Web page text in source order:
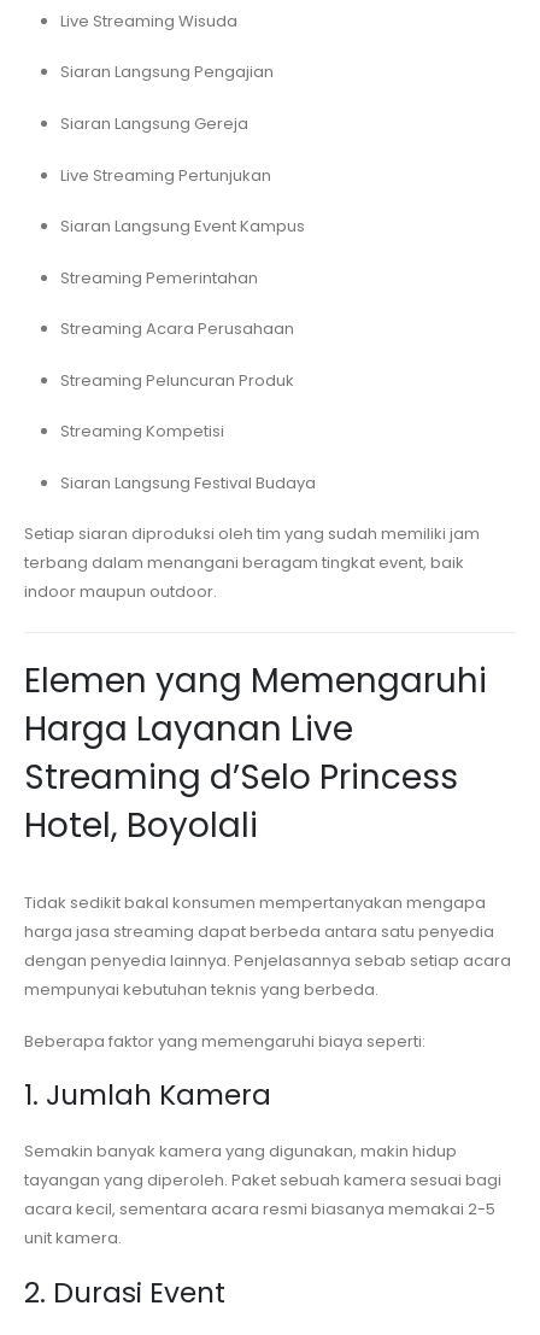
Live Streaming Wisuda
Siaran Langsung Pengajian
Siaran Langsung Gereja
Live Streaming Pertunjukan
Siaran Langsung Event Kampus
Streaming Pemerintahan
Streaming Acara Perusahaan
Streaming Peluncuran Produk
Streaming Kompetisi
Siaran Langsung Festival Budaya
Setiap siaran diproduksi oleh tim yang sudah memiliki jam
terbang dalam menangani beragam tingkat event, baik
indoor maupun outdoor.
Elemen yang Memengaruhi
Harga Layanan Live
Streaming d’Selo Princess
Hotel, Boyolali
Tidak sedikit bakal konsumen mempertanyakan mengapa
harga jasa streaming dapat berbeda antara satu penyedia
dengan penyedia lainnya. Penjelasannya sebab setiap acara
mempunyai kebutuhan teknis yang berbeda.
Beberapa faktor yang memengaruhi biaya seperti:
1. Jumlah Kamera
Semakin banyak kamera yang digunakan, makin hidup
tayangan yang diperoleh. Paket sebuah kamera sesuai bagi
acara kecil, sementara acara resmi biasanya memakai 2-5
unit kamera.
2. Durasi Event